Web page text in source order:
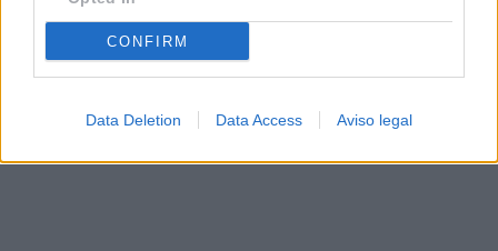
CONFIRM
Data Deletion Data Access Aviso legal